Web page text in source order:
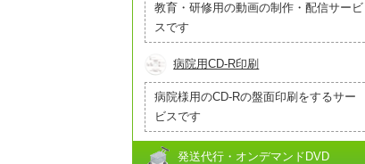
教育・研修用の動画の制作・配信サービ
スです
病院用CD-R印刷
病院様用のCD-Rの盤面印刷をするサー
ビスです
発送代行・オンデマンドDVD